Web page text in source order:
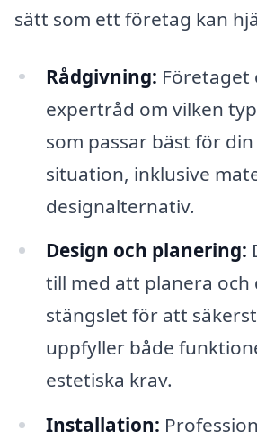
sätt som ett företag kan
Rådgivning: Företaget
expertråd om vilken
som passar bäst för
situation, inklusive
designalternativ.
Design och planering:
till med att planera och
stängslet för att
uppfyller både
estetiska krav.
Installation: